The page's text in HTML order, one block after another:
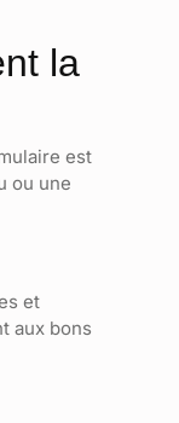
la
est
ou une
et
aux bons